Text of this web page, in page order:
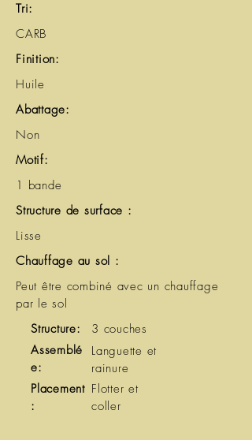
Tri:
CARB
Finition:
Huile
Abattage:
Non
Motif:
1 bande
Structure de surface :
Lisse
Chauffage au sol :
Peut être combiné avec un chauffage
par le sol
Structure:
3 couches
Assemblé
e:
Languette et
rainure
Placement
:
Flotter et
coller